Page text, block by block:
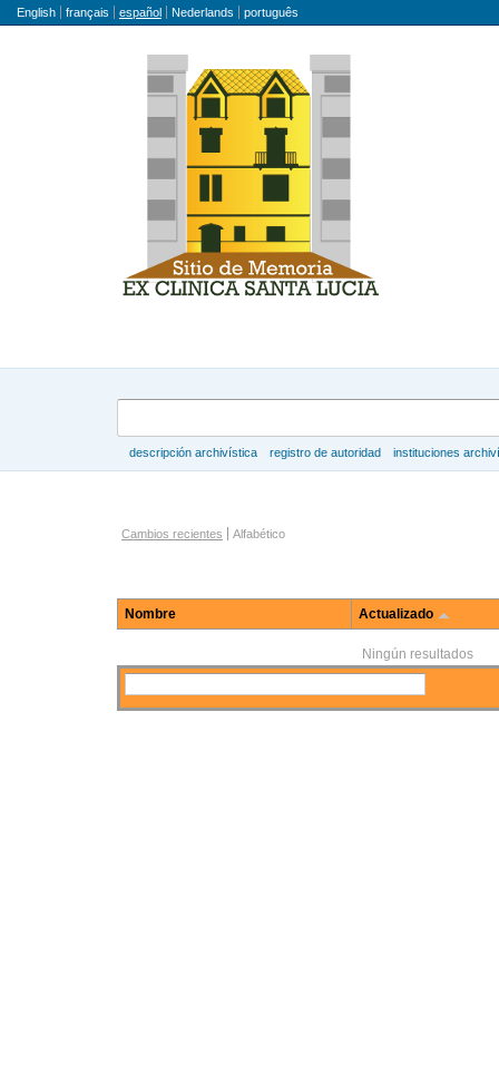
Idioma
English français español Nederlands português
descripción archivística registro de autoridad instituciones
Opciones de navegación por Función
Cambios recientes Alfabético
Nombre Actualizado
Ningún resultados